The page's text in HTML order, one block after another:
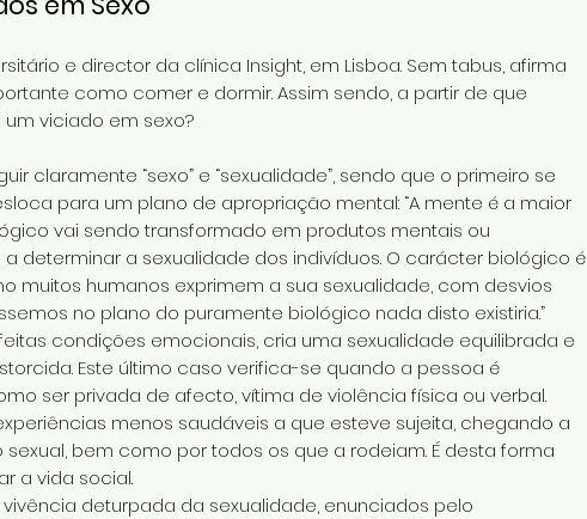
e director da clínica Insight, em Lisboa. Sem tabus, afirma
como comer e dormir. Assim sendo, a partir de que
viciado em sexo?
claramente “sexo” e “sexualidade”, sendo que o primeiro se
para um plano de apropriação mental: “A mente é a maior
vai sendo transformado em produtos mentais ou
determinar a sexualidade dos indivíduos. O carácter biológico é
muitos humanos exprimem a sua sexualidade, com desvios
no plano do puramente biológico nada disto existiria.”
condições emocionais, cria uma sexualidade equilibrada e
Este último caso verifica-se quando a pessoa é
ser privada de afecto, vítima de violência física ou verbal.
menos saudáveis a que esteve sujeita, chegando a
bem como por todos os que a rodeiam. É desta forma
a vida social.
deturpada da sexualidade, enunciados pelo